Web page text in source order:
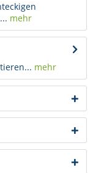
mehr
mehr